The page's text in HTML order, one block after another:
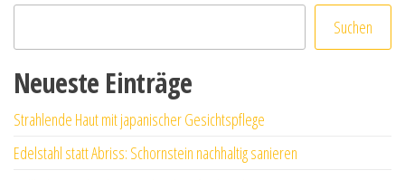
Suchen
Neueste Einträge
Strahlende Haut mit japanischer Gesichtspflege
Edelstahl statt Abriss: Schornstein nachhaltig sanieren